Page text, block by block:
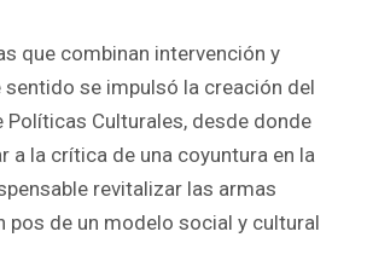
que combinan intervención y
sentido se impulsó la creación del
Políticas Culturales, desde donde
a la crítica de una coyuntura en la
revitalizar las armas
pos de un modelo social y cultural